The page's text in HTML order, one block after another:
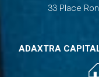
33 Place
ADAXTRA